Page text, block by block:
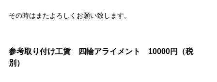
その時はまたよろしくお願い致します。
参考取り付け工賃 四輪アライメント 10000円（税
別）